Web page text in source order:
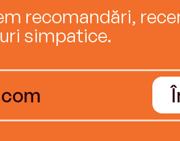
recomandări,
simpatice.